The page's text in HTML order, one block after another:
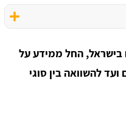
בישראל, החל ממידע על
להשוואה בין סוגי